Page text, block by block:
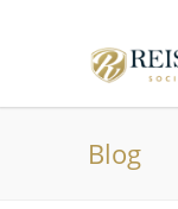
Blog